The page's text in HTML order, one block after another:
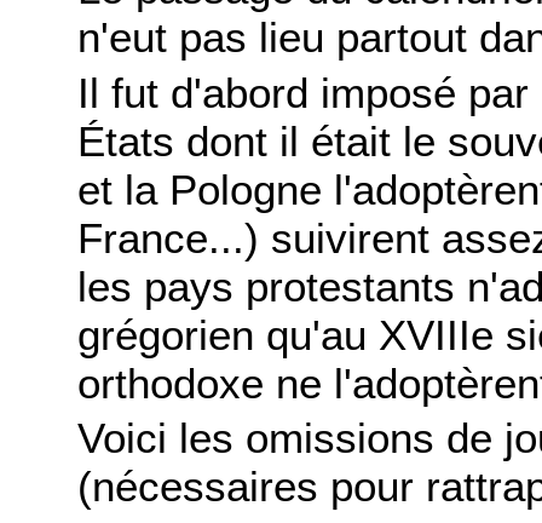
n'eut pas lieu partout
Il fut d'abord imposé
États dont il était le
et la Pologne
France...) suivirent
les pays protestants
grégorien qu'au XVIIIe
orthodoxe ne
Voici les omissions de
(nécessaires pour